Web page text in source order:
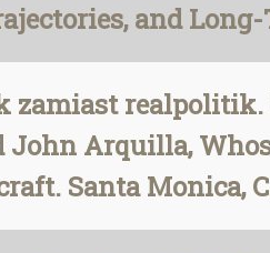
and
zamiast realpolitik.
John Arquilla,
Santa Monica,